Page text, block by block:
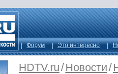
Форум Это интересно
HDTV.ru/Новости/